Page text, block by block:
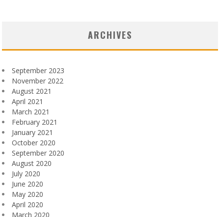
ARCHIVES
September 2023
November 2022
August 2021
April 2021
March 2021
February 2021
January 2021
October 2020
September 2020
August 2020
July 2020
June 2020
May 2020
April 2020
March 2020